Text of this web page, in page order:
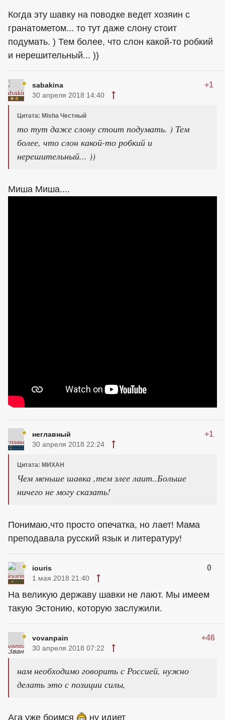
Когда эту шавку на поводке ведет хозяин с
гранатометом... то тут даже слону стоит
подумать. ) Тем более, что слон какой-то робкий
и нерешительный... ))
sabakina +1
30 апреля 2018 14:40
Цитата: Misha Честный
то тут даже слону стоит подумать. ) Тем
более, что слон какой-то робкий и
нерешительный... ))
Миша Миша....
неглавный +1
30 апреля 2018 22:24
Цитата: МИХАН
Чем меньше шавка ,тем злее лаит..Больше
ничего не могу сказать!
Понимаю,что просто опечатка, но лает! Мама
преподавала русский язык и литературу!
iouris 0
1 мая 2018 21:40
На великую державу шавки не лают. Мы имеем
такую Эстонию, которую заслужили.
vovanpain +46
30 апреля 2018 07:22
нам необходимо говорить с Россией, нужно
делать это с позиции силы,
Ага уже боимся ну идиет